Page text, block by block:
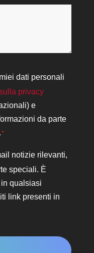
dati personali
privacy
e
da parte
*
notizie rilevanti,
speciali. È
qualsiasi
link presenti in